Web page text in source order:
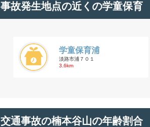
事故発生地点の近くの学童保育
学童保育浦
淡路市浦７０１
3.6km
交通事故の楠本谷山の年齢割合